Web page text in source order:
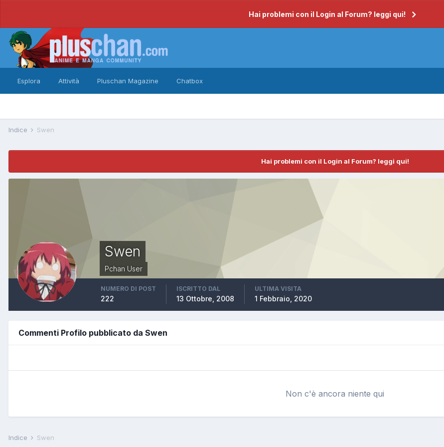
Hai problemi con il Login al Forum? leggi qui!
Esplora Attività Pluschan Magazine Chatbox
Indice Swen
Hai problemi con il Login al Forum? leggi qui!
Swen
Pchan User
NUMERO DI POST
222
ISCRITTO DAL
13 Ottobre, 2008
ULTIMA VISITA
1 Febbraio, 2020
Commenti Profilo pubblicato da Swen
Non c'è ancora niente qui
Indice Swen